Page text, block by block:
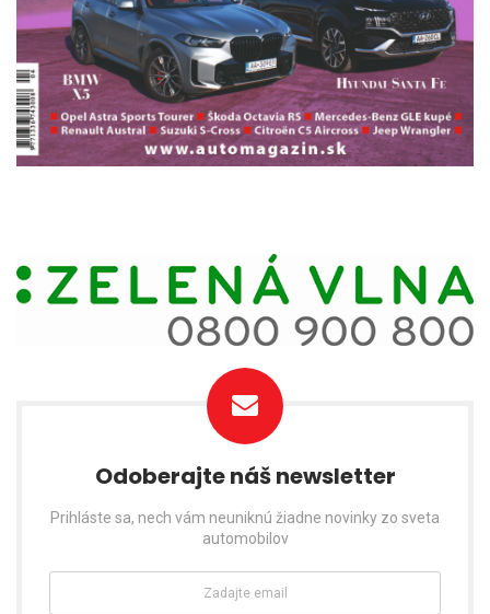
Odoberajte náš newsletter
Prihláste sa, nech vám neuniknú žiadne novinky zo sveta
automobilov